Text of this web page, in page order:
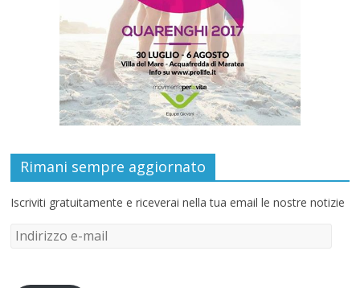
Rimani sempre aggiornato
Iscriviti gratuitamente e riceverai nella tua email le nostre notizie